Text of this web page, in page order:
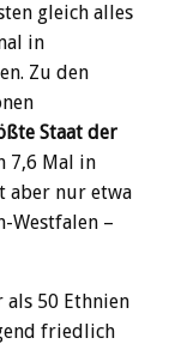
gleich alles
in
Zu den
Staat der
7,6 Mal in
aber nur etwa
Westfalen –
als 50 Ethnien
friedlich